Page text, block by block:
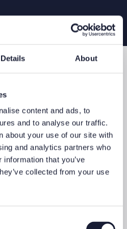
Details About
content and ads, to
and to analyse our traffic.
about your use of our site with
and analytics partners who
that you’ve
collected from your use
Office
und zu
Vermögensplanung –
mit Lösungen für komplexe
geht es darum, Ihr
zu erhalten, zu mehren und Ihre